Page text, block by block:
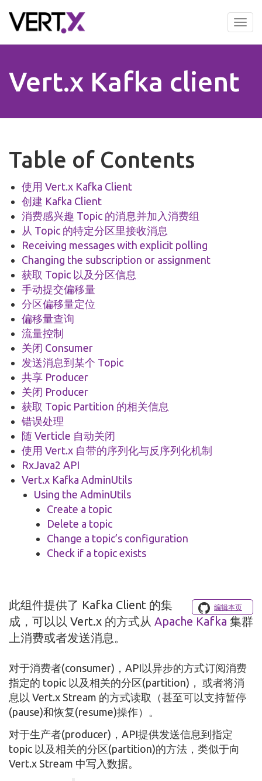
to
Vert.x Kafka client
Table of Contents
使用 Vert.x Kafka Client
创建 Kafka Client
消费感兴趣 Topic 的消息并加入消费组
从 Topic 的特定分区里接收消息
Receiving messages with explicit polling
Changing the subscription or assignment
获取 Topic 以及分区信息
手动提交偏移量
分区偏移量定位
偏移量查询
流量控制
关闭 Consumer
发送消息到某个 Topic
共享 Producer
关闭 Producer
获取 Topic Partition 的相关信息
错误处理
随 Verticle 自动关闭
使用 Vert.x 自带的序列化与反序列化机制
RxJava2 API
Vert.x Kafka AdminUtils
Using the AdminUtils
Create a topic
Delete a topic
Change a topic’s configuration
Check if a topic exists
编辑本页
此组件提供了 Kafka Client 的集
成，可以以 Vert.x 的方式从 Apache Kafka 集群
上消费或者发送消息。
对于消费者(consumer)，API以异步的方式订阅消费
指定的 topic 以及相关的分区(partition)， 或者将消
息以 Vert.x Stream 的方式读取（甚至可以支持暂停
(pause)和恢复(resume)操作）。
对于生产者(producer)，API提供发送信息到指定
topic 以及相关的分区(partition)的方法，类似于向
Vert.x Stream 中写入数据。